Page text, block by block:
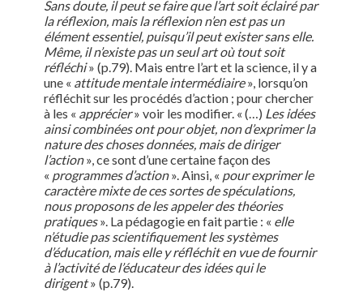
Sans doute, il peut se faire que l’art soit éclairé par
la réflexion, mais la réflexion n’en est pas un
élément essentiel, puisqu’il peut exister sans elle.
Même, il n’existe pas un seul art où tout soit
réfléchi» (p.79). Mais entre l’art et la science, il y a
une « attitude mentale intermédiaire», lorsqu’on
réfléchit sur les procédés d’action ; pour chercher
à les « apprécier» voir les modifier. « (…) Les idées
ainsi combinées ont pour objet, non d’exprimer la
nature des choses données, mais de diriger
l’action», ce sont d’une certaine façon des
« programmes d’action». Ainsi, « pour exprimer le
caractère mixte de ces sortes de spéculations,
nous proposons de les appeler des théories
pratiques». La pédagogie en fait partie : « elle
n’étudie pas scientifiquement les systèmes
d’éducation, mais elle y réfléchit en vue de fournir
à l’activité de l’éducateur des idées qui le
dirigent» (p.79).